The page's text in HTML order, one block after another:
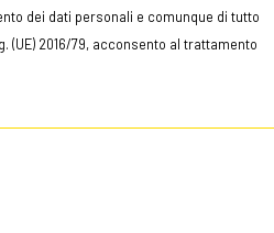
dei dati personali e comunque di tutto
(UE) 2016/79, acconsento al trattamento